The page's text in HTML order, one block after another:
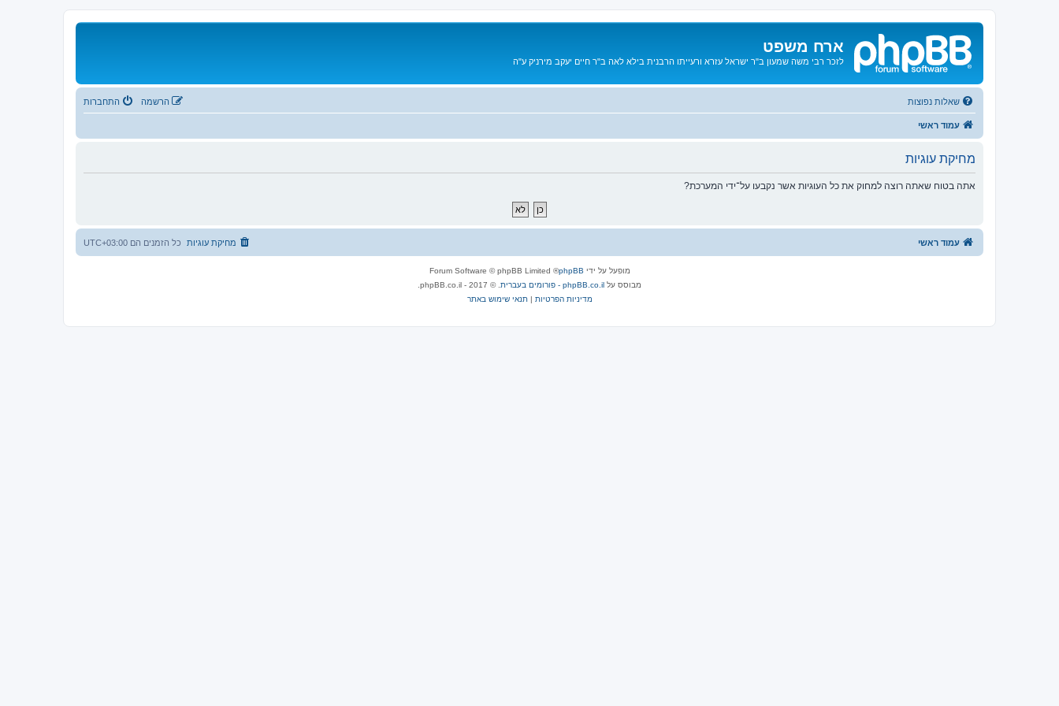
ארח משפט
לזכר רבי משה שמעון ב"ר ישראל עזרא ורעייתו הרבנית בילא לאה ב"ר חיים יעקב מירניק ע"ה
שאלות נפוצות התחברות הרשמה
עמוד ראשי
מחיקת עוגיות
אתה בטוח שאתה רוצה למחוק את כל העוגיות אשר נקבעו על־ידי המערכת?
עמוד ראשי כל הזמנים הם UTC+03:00 מחיקת עוגיות
מופעל על ידי phpBB
® Forum Software © phpBB Limited
מבוסס על phpBB.co.il - פורומים בעברית
. © 2017 - phpBB.co.il.
מדיניות הפרטיות |תנאי שימוש באתר